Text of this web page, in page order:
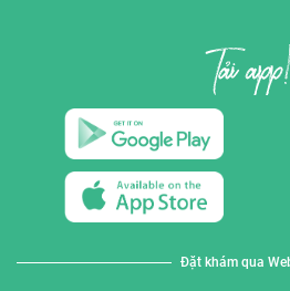
Đặt khám qua